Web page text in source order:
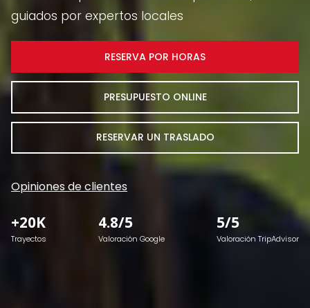
guiados por expertos locales
RESERVA POR HORAS
PRESUPUESTO ONLINE
RESERVAR UN TRASLADO
Opiniones de clientes
+20K
Trayectos
4.8/5
Valoración Google
5/5
Valoración TripAdvisor